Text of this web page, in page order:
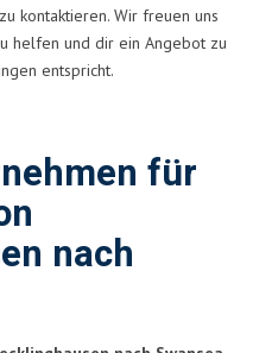
kontaktieren. Wir freuen uns
helfen und dir ein Angebot zu
entspricht.
für
nach